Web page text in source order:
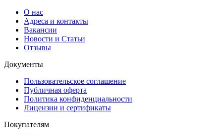
О нас
Адреса и контакты
Вакансии
Новости и Статьи
Отзывы
Документы
Пользовательское соглашение
Публичная оферта
Политика конфиденциальности
Лицензии и сертификаты
Покупателям